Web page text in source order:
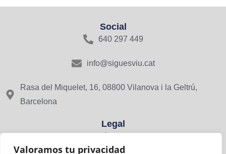
Valoramos tu privacidad
Social
640 297 449
info@siguesviu.cat
Rasa del Miquelet, 16, 08800 Vilanova i la Geltrú,
Barcelona
Legal